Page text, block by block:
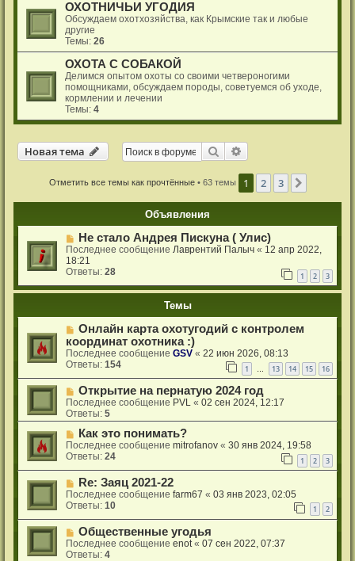
ОХОТНИЧЬИ УГОДИЯ
Обсуждаем охотхозяйства, как Крымские так и любые
другие
Темы:26
ОХОТА С СОБАКОЙ
Делимся опытом охоты со своими четвероногими
помощниками, обсуждаем породы, советуемся об уходе,
кормлении и лечении
Темы:4
Новая тема
Новаятема Поиск
Отметить все темы как прочтённые• 63 темы 1 2 3
Объявления
Не стало Андрея Пискуна ( Улис)
Последнее сообщениеЛаврентий Палыч « 12 апр 2022,
18:21
Ответы:28 1 2 3
Темы
Онлайн карта охотугодий с контролем
координат охотника :)
Последнее сообщениеGSV «22 июн 2026, 08:13
Ответы:154 1 13 14 15 16
Открытие на пернатую 2024 год
Последнее сообщение PVL «02 сен 2024, 12:17
Ответы:5
Как это понимать?
Последнее сообщениеmitrofanov «30 янв 2024, 19:58
Ответы:24 1 2 3
Re: Заяц 2021-22
Последнее сообщениеfarm67 «03 янв 2023, 02:05
Ответы:10 1 2
Общественные угодья
Последнее сообщениеenot «07 сен 2022, 07:37
Ответы:4